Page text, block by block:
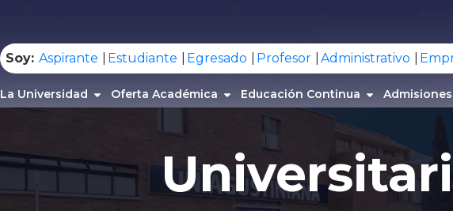
Soy: Aspirante Estudiante Egresado Profesor Administrativo
La Universidad Oferta Académica Educación Continua Admisiones